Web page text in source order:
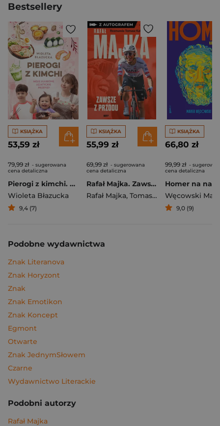
Bestsellery
KSIĄŻKA
53,59 zł
79,99 zł - sugerowana
cena detaliczna
Pierogi z kimchi. Moje ulubione azjatyckie przepisy
Wioleta Błazucka
9,4 (7)
KSIĄŻKA
55,99 zł
69,99 zł - sugerowana
cena detaliczna
Rafał Majka. Zawsze z przodu. Rozmawia Tomasz Kalemba - książka z autografem
Rafał Majka, Tomasz Kalemba
KSIĄŻKA
66,80 zł
99,99 zł -
cena detaliczna
Węcowski
9,0 (9)
Podobne wydawnictwa
Znak Literanova
Znak Horyzont
Znak
Znak Emotikon
Znak Koncept
Egmont
Otwarte
Znak JednymSłowem
Czarne
Wydawnictwo Literackie
Podobni autorzy
Rafał Majka